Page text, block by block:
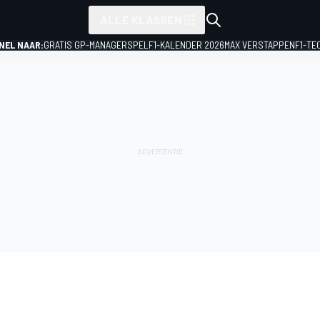
NAAR:GRATIS GP-MANAGERSPEL F1-KALENDER 2026MAX VERSTAPPENF1-